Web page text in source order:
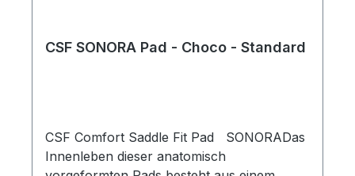
CSF SONORA Pad - Choco - Standard
CSF Comfort Saddle Fit Pad SONORADas
Innenleben dieser anatomisch